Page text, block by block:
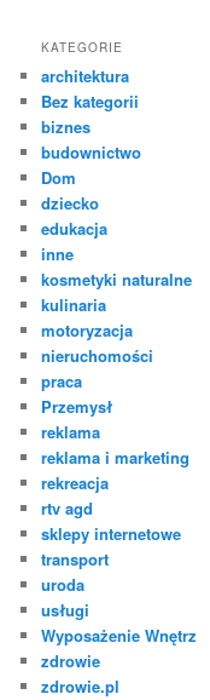
KATEGORIE
architektura
Bez kategorii
biznes
budownictwo
Dom
dziecko
edukacja
inne
kosmetyki naturalne
kulinaria
motoryzacja
nieruchomości
praca
Przemysł
reklama
reklama i marketing
rekreacja
rtv agd
sklepy internetowe
transport
uroda
usługi
Wyposażenie Wnętrz
zdrowie
zdrowie.pl